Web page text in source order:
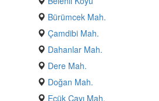
Bürümcek Mah.
Çamdibi Mah.
Dahanlar Mah.
Dere Mah.
Doğan Mah.
Ecük Çayı Mah.